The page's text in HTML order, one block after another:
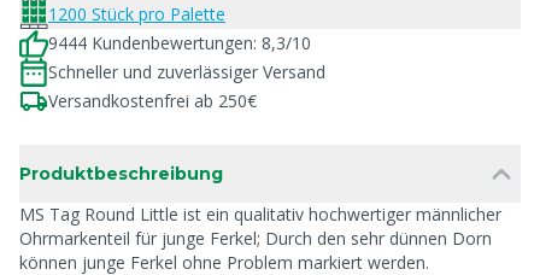
1200 Stück pro Palette
9444 Kundenbewertungen: 8,3/10
Schneller und zuverlässiger Versand
Versandkostenfrei ab 250€
Produktbeschreibung
MS Tag Round Little ist ein qualitativ hochwertiger männlicher
Ohrmarkenteil für junge Ferkel; Durch den sehr dünnen Dorn
können junge Ferkel ohne Problem markiert werden.